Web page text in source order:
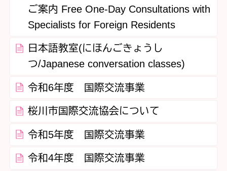
ご案内 Free One-Day Consultations with
Specialists for Foreign Residents
日本語教室(にほんごきょうし
つ/Japanese conversation classes)
令和6年度 国際交流事業
桜川市国際交流協会について
令和5年度 国際交流事業
令和4年度 国際交流事業